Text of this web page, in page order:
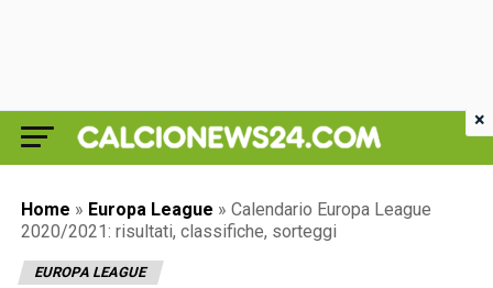
Home » Europa League » Calendario Europa League
2020/2021: risultati, classifiche, sorteggi
EUROPA LEAGUE
×